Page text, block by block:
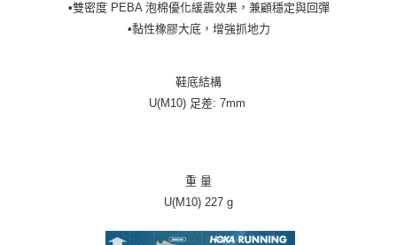
•雙密度 PEBA 泡棉優化緩震效果，兼顧穩定與回彈
•黏性橡膠大底，增強抓地力
鞋底結構
U(M10) 足差: 7mm
重 量
U(M10) 227 g